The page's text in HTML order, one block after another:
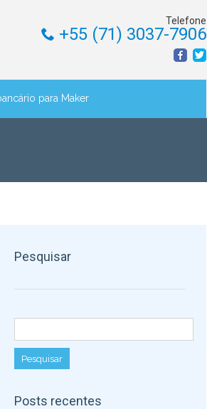
Telefone
+55 (71) 3037-7906
para Maker
Pesquisar
Posts recentes